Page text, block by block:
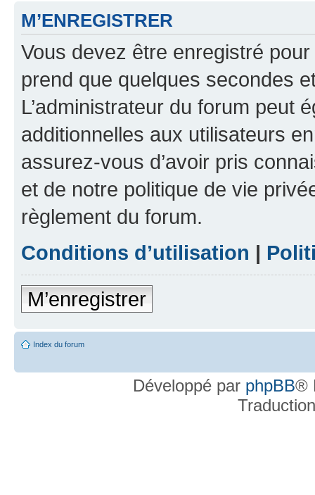
M’ENREGISTRER
Vous devez être enregistré
prend que quelques secondes
L’administrateur du forum peut
additionnelles aux utilisateurs
assurez-vous d’avoir pris
et de notre politique de vie
règlement du forum.
Conditions d’utilisation |
M’enregistrer
Index du forum
Développé par phpBB®